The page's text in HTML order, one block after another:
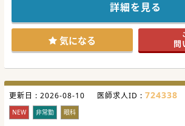
ゆとりをもったご勤務が可能でございます。
医師の出身大学や出身医局も大きな偏り
病院の職員も柔らかい雰囲気です。
少しでもご興味がございましたら、お気
詳細を見る
気になる 問
更新日 : 2026-08-10 医師求人ID : 724338
NEW 非常勤 眼科